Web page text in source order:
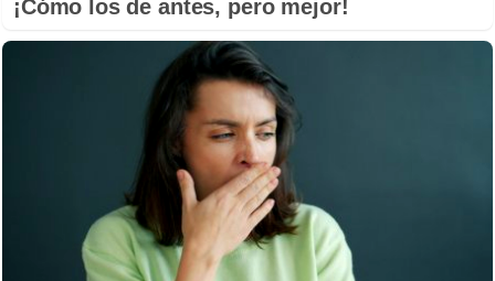
¡Cómo los de antes, pero mejor!